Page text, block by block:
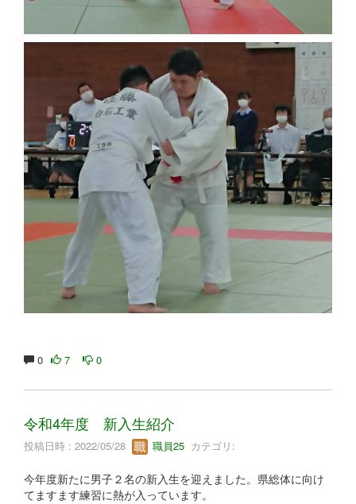
0 7 0
令和4年度 新入生紹介
投稿日時 : 2022/05/28 職員25 カテゴリ:
今年度新たに男子２名の新入生を迎えました。県総体に向け
てますます練習に熱が入っています。